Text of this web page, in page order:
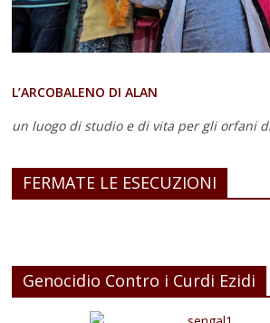
L’ARCOBALENO DI ALAN
un luogo di studio e di vita per gli orfani
FERMATE LE ESECUZIONI
Genocidio Contro i Curdi Ezidi